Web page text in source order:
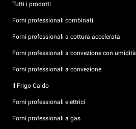
Tutti i prodotti
Forni professionali combinati
Forni professionali a cottura accelerata
Forni professionali a convezione con umidità
Forni professionali a convezione
Il Frigo Caldo
Forni professionali elettrici
Forni professionali a gas